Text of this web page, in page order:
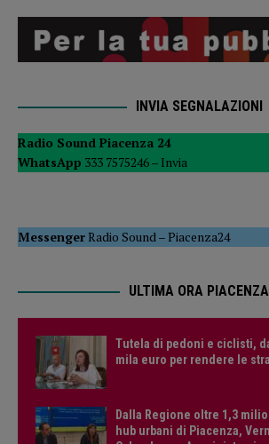
INVIA SEGNALAZIONI
Radio Sound Piacenza 24
WhatsApp 333 7575246 – Invia
MessengerRadio Sound–Piacenza24
ULTIMA ORA PIACENZA
Tutela di pedoni e ciclisti,
mila euro per rendere le
Dalla Regione oltre 1,3
hub urbani di Piacenza,